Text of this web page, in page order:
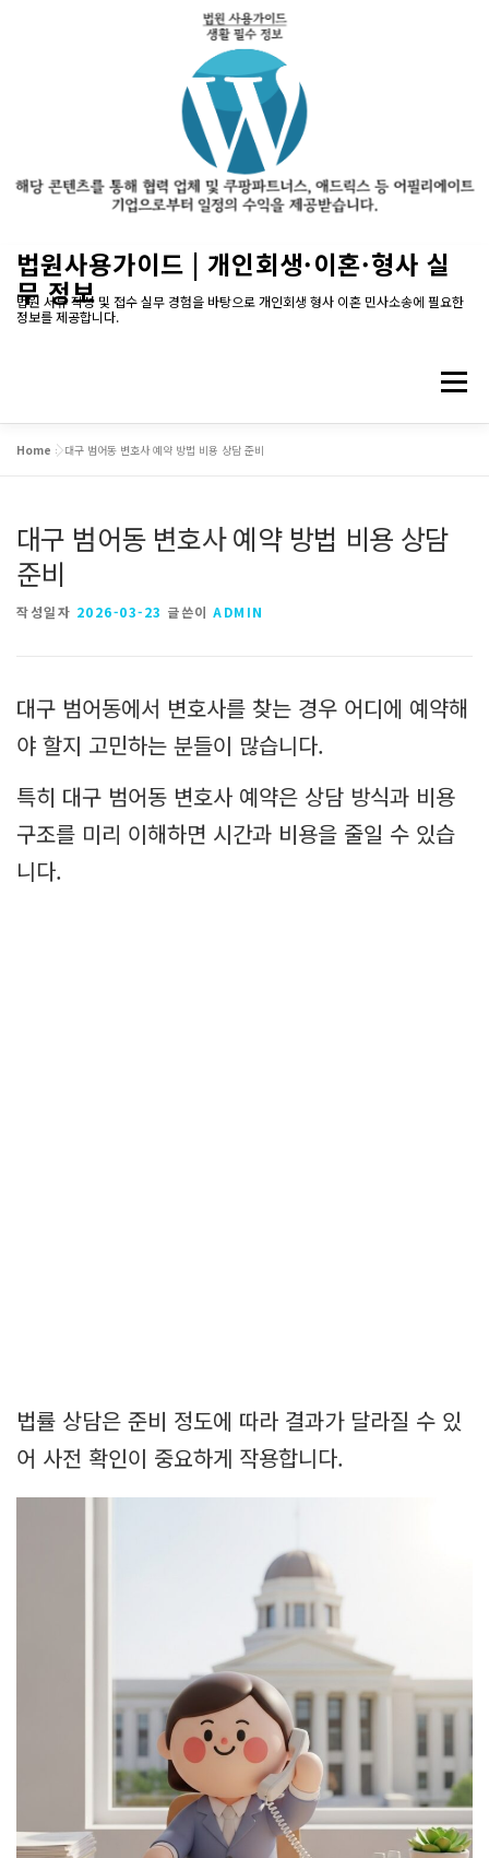
법원사용가이드 | 개인회생·이혼·형사 실
무 정보
법원 서류 작성 및 접수 실무 경험을 바탕으로 개인회생 형사 이혼 민사소송에 필요한
정보를 제공합니다.
메뉴
Home »대구 범어동 변호사 예약 방법 비용 상담 준비
대구 범어동 변호사 예약 방법 비용 상담
준비
작성일자 2026-03-23 글쓴이 ADMIN
대구 범어동에서 변호사를 찾는 경우 어디에 예약해
야 할지 고민하는 분들이 많습니다.
특히 대구 범어동 변호사 예약은 상담 방식과 비용
구조를 미리 이해하면 시간과 비용을 줄일 수 있습
니다.
법률 상담은 준비 정도에 따라 결과가 달라질 수 있
어 사전 확인이 중요하게 작용합니다.